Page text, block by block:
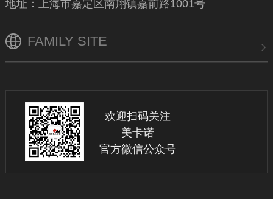
地址：上海市嘉定区南翔镇嘉前路1001号
FAMILY SITE
欢迎扫码关注
美卡诺
官方微信公众号